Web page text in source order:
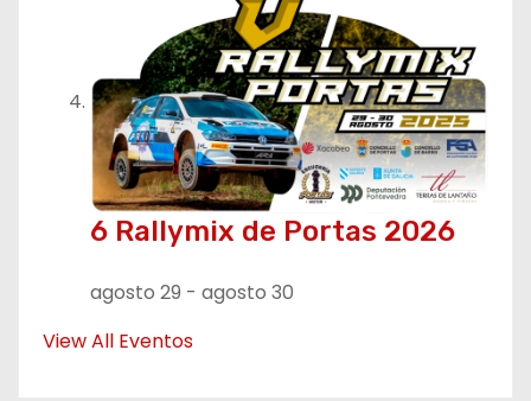
6 Rallymix de Portas 2026
agosto 29 - agosto 30
View All Eventos